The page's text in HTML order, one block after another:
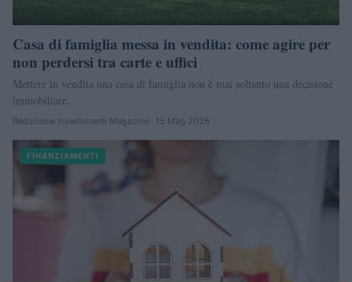
Casa di famiglia messa in vendita: come agire per
non perdersi tra carte e uffici
Mettere in vendita una casa di famiglia non è mai soltanto una decisione
immobiliare.
Redazione Investimenti Magazine · 15 Mag 2026
FINANZIAMENTI